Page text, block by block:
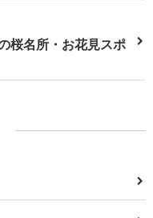
桜名所・お花見スポ